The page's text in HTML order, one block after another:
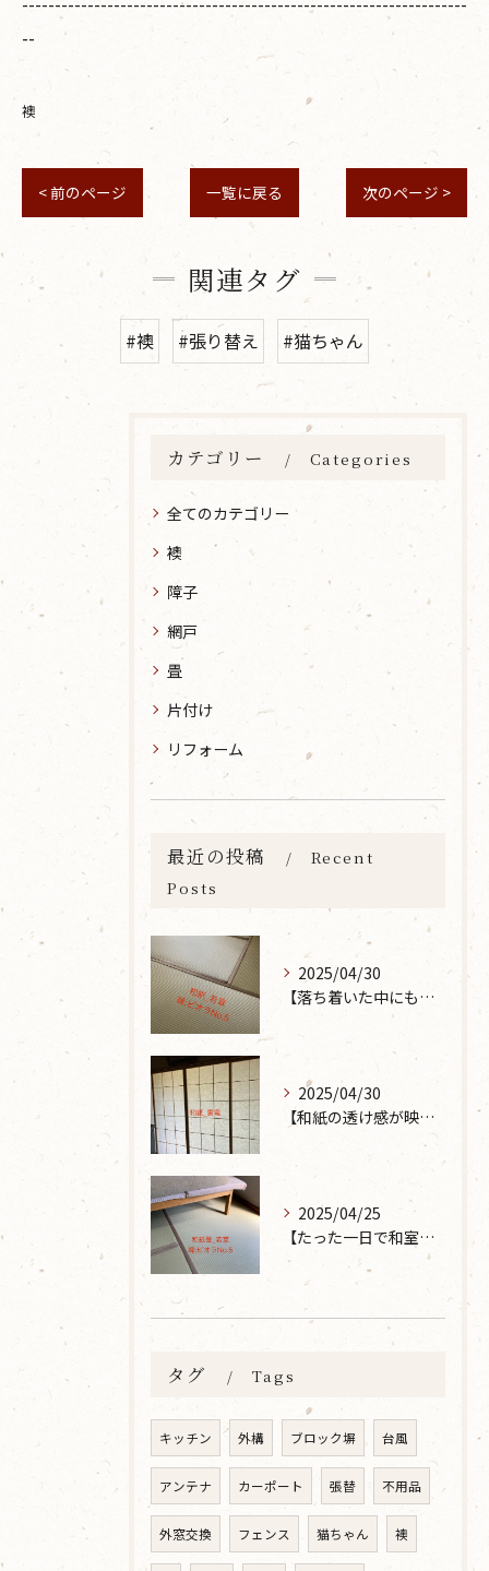
--
襖
< 前のページ 一覧に戻る 次のページ >
関連タグ
#襖 #張り替え #猫ちゃん
カテゴリー Categories
全てのカテゴリー
襖
障子
網戸
畳
片付け
リフォーム
最近の投稿
Recent
Posts
2025/04/30
【落ち着いた中にも華やかな雰囲気を】大分市で畳の表替えなら 張替本舗 金沢屋 坂ノ市店へ
2025/04/30
【和紙の透け感が映えるとても素敵な空間に】大分市で障子の張り替えなら 張替本舗 金沢屋 坂ノ市店へ
2025/04/25
【たった一日で和室が生まれ変わった話】畳の表替えなら 張替本舗 金沢屋 坂ノ市店へ
タグ Tags
キッチン 外構 ブロック塀 台風
アンテナ カーポート 張替 不用品
外窓交換 フェンス 猫ちゃん 襖